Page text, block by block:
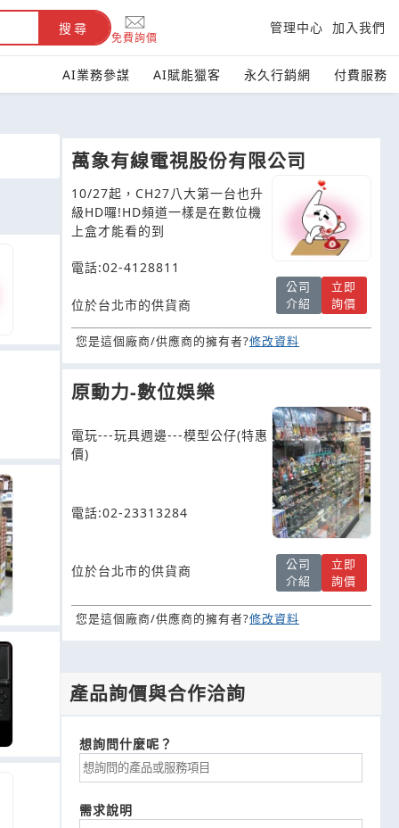
搜尋
免費詢價
管理中心 加入我們
AI業務參謀 AI賦能獵客 永久行銷網 付費服務
萬象有線電視股份有限公司
10/27起，CH27八大第一台也升
級HD囉!HD頻道一樣是在數位機
上盒才能看的到
電話:02-4128811
位於台北市的供貨商
公司
介紹
立即
詢價
您是這個廠商/供應商的擁有者?修改資料
原動力-數位娛樂
電玩---玩具週邊---模型公仔(特惠
價)
電話:02-23313284
位於台北市的供貨商
公司
介紹
立即
詢價
您是這個廠商/供應商的擁有者?修改資料
產品詢價與合作洽詢
想詢問什麼呢？
需求說明